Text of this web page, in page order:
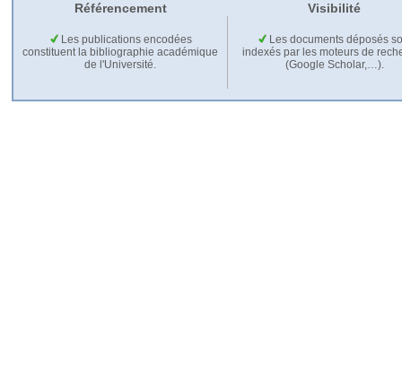
Référencement Visibilité
Les publications encodées
constituent la bibliographie académique
de l'Université.
Les documents déposés
indexés par les moteurs de
(Google Scholar,…).